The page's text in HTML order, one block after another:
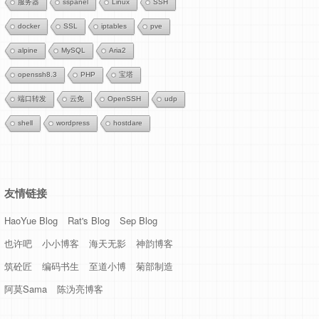
服务器 sspanel Linux SSH
docker SSL iptables pve
alpine MySQL Aria2
openssh8.3 PHP 宝塔
端口转发 云免 OpenSSH udp
shell wordpress hostdare
友情链接
HaoYue Blog Rat's Blog
Sep Blog
也许吧
小小博客 海天无影
神韵博客
筑砼匠
编码书生 至道小博
菊部制造
阿莫Sama
陈沩亮博客